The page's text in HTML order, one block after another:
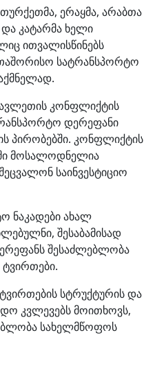
ერაყმა, არაბთა
კატარმა ხელი
ითვალისწინებს
სატრანსპორტო
კონფლიქტის
დერეფანი
პირობებში. კონფლიქტის
მოსალოდნელია
საინვესტიციო
ნაკადები ახალ
შესაბამისად
შესაძლებლობა
სტრუქტურის და
კვლევებს მოითხოვს,
სახელმწოფოს